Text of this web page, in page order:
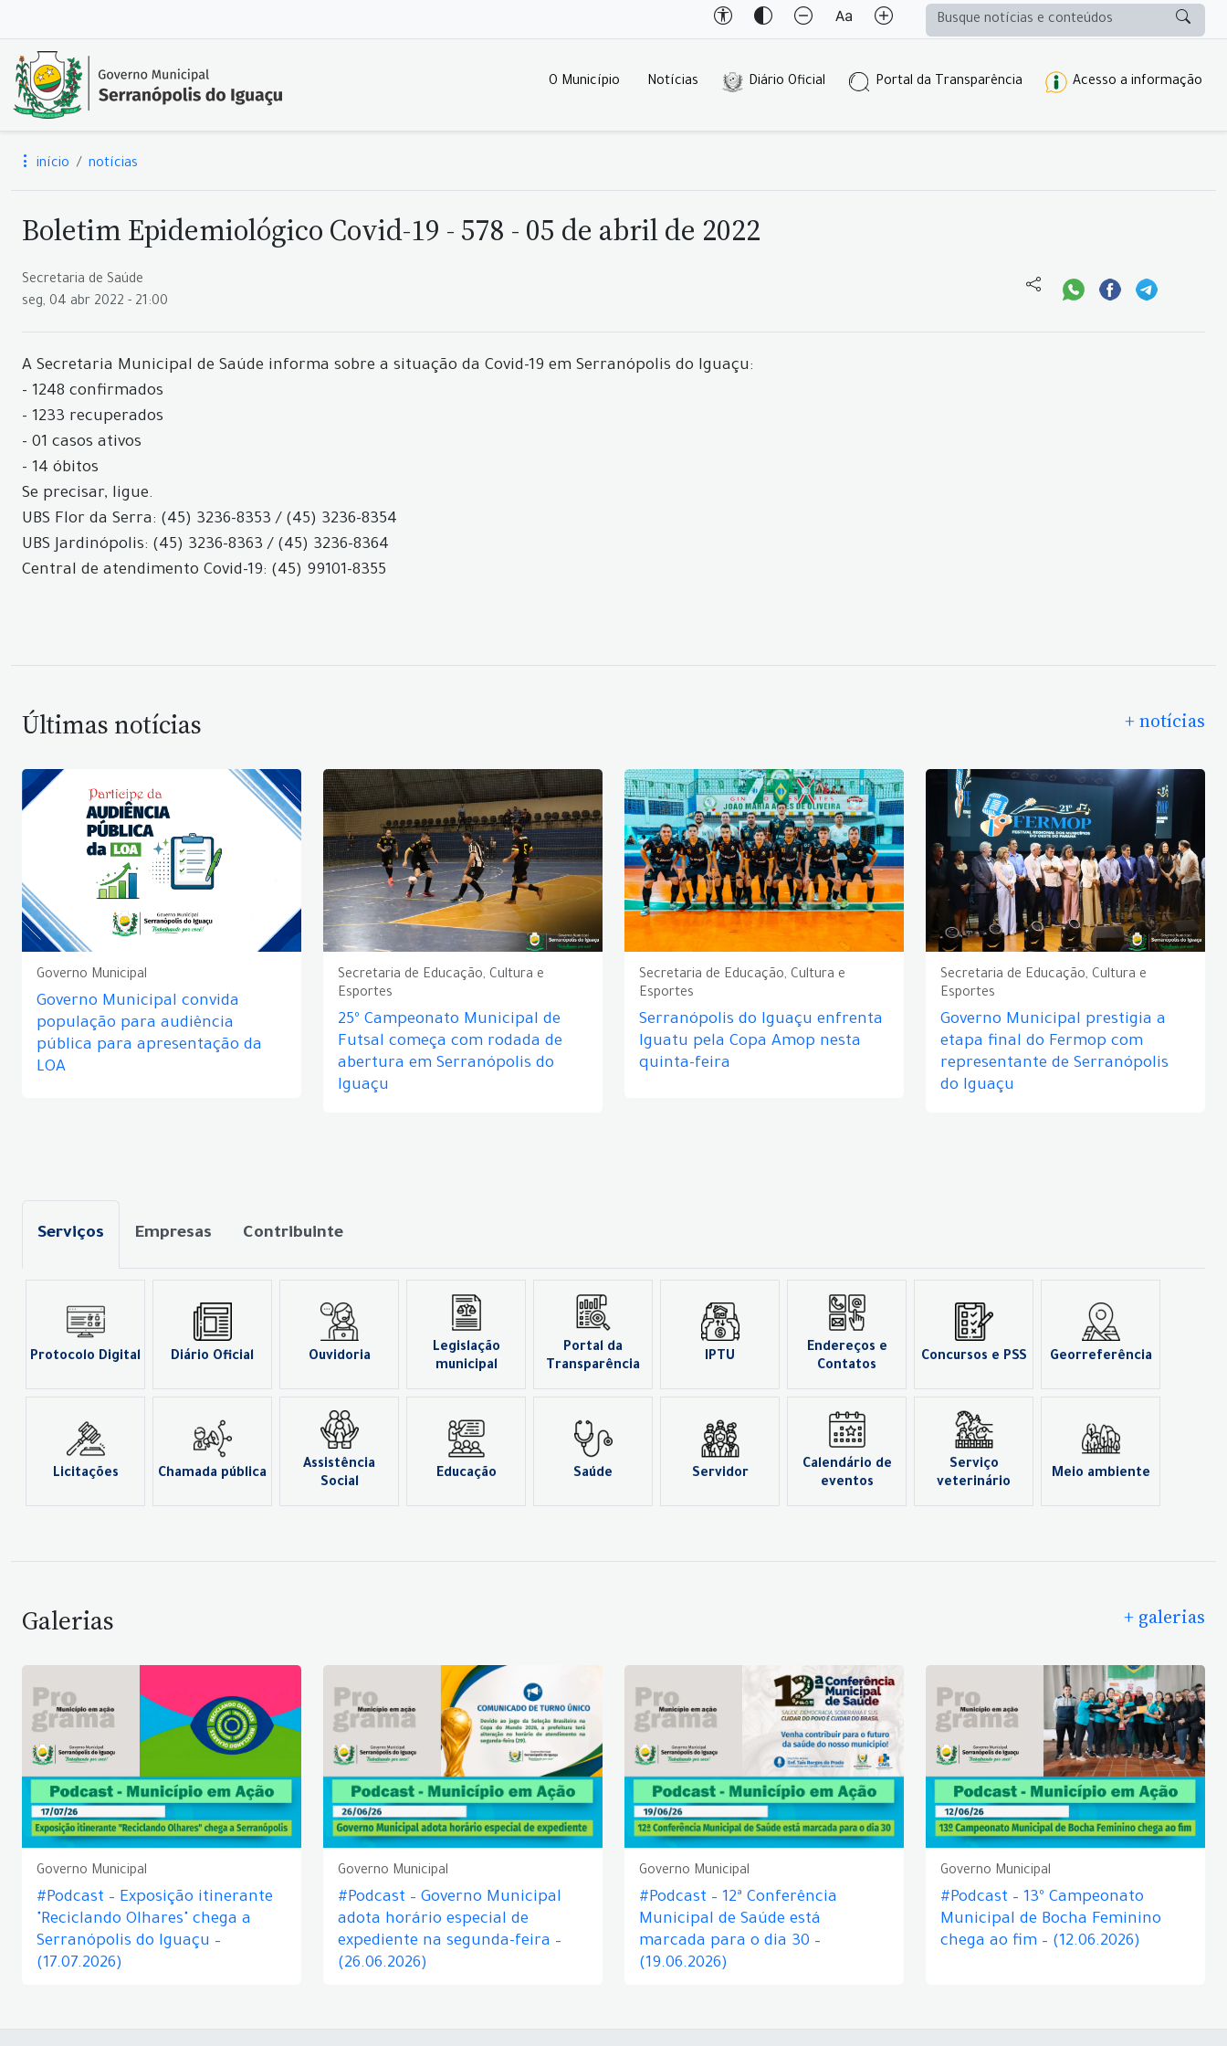
O Município Notícias Diário Oficial Portal da Transparência Acesso a informação
início notícias
Boletim Epidemiológico Covid-19 - 578 - 05 de abril de 2022
Secretaria de Saúde
seg, 04 abr 2022 - 21:00
A Secretaria Municipal de Saúde informa sobre a situação da Covid-19 em Serranópolis do Iguaçu:
- 1248 confirmados
- 1233 recuperados
- 01 casos ativos
- 14 óbitos
Se precisar, ligue.
UBS Flor da Serra: (45) 3236-8353 / (45) 3236-8354
UBS Jardinópolis: (45) 3236-8363 / (45) 3236-8364
Central de atendimento Covid-19: (45) 99101-8355
Últimas notícias + notícias
Governo Municipal
Governo Municipal convida
população para audiência
pública para apresentação da
LOA
Secretaria de Educação, Cultura e
Esportes
25º Campeonato Municipal de
Futsal começa com rodada de
abertura em Serranópolis do
Iguaçu
Secretaria de Educação, Cultura e
Esportes
Serranópolis do Iguaçu enfrenta
Iguatu pela Copa Amop nesta
quinta-feira
Secretaria de Educação, Cultura e
Esportes
Governo Municipal prestigia a
etapa final do Fermop com
representante de Serranópolis
do Iguaçu
Serviços Empresas Contribuinte
Protocolo Digital Diário Oficial Ouvidoria
Legislação
municipal
Portal da
Transparência
IPTU
Endereços e
Contatos
Concursos e PSS Georreferência
Licitações Chamada pública
Assistência
Social
Educação Saúde Servidor
Calendário de
eventos
Serviço
veterinário
Meio ambiente
Galerias + galerias
Governo Municipal
#Podcast – Exposição itinerante
"Reciclando Olhares" chega a
Serranópolis do Iguaçu –
(17.07.2026)
Governo Municipal
#Podcast – Governo Municipal
adota horário especial de
expediente na segunda-feira –
(26.06.2026)
Governo Municipal
#Podcast – 12ª Conferência
Municipal de Saúde está
marcada para o dia 30 –
(19.06.2026)
Governo Municipal
#Podcast – 13º Campeonato
Municipal de Bocha Feminino
chega ao fim – (12.06.2026)